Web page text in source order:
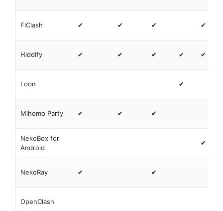
FlClash ✔ ✔ ✔ ✔
Hiddify ✔ ✔ ✔ ✔ ✔
Loon ✔
Mihomo Party ✔ ✔ ✔
NekoBox for
Android
✔
NekoRay ✔ ✔
OpenClash